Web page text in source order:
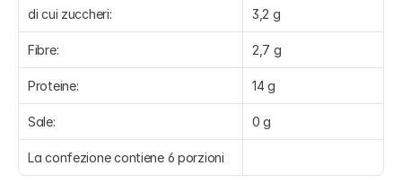
di cui zuccheri: 3,2 g
Fibre: 2,7 g
Proteine: 14 g
Sale: 0 g
La confezione contiene 6 porzioni